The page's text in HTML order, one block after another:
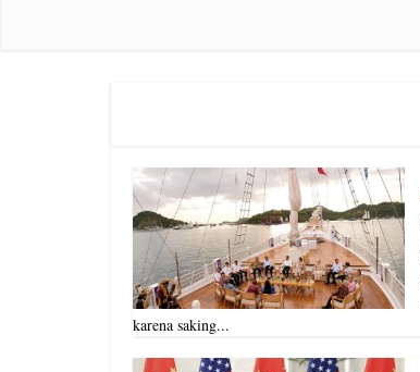
karena saking...